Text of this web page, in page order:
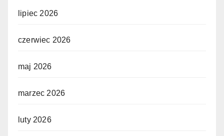
lipiec 2026
czerwiec 2026
maj 2026
marzec 2026
luty 2026